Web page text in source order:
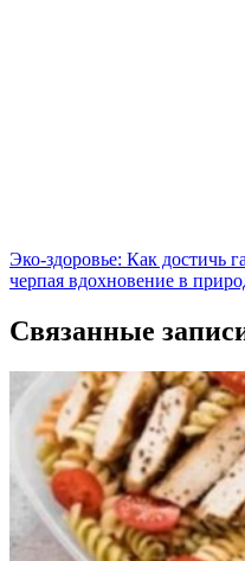
Эко-здоровье: Как достичь
черпая вдохновение в
Связанные